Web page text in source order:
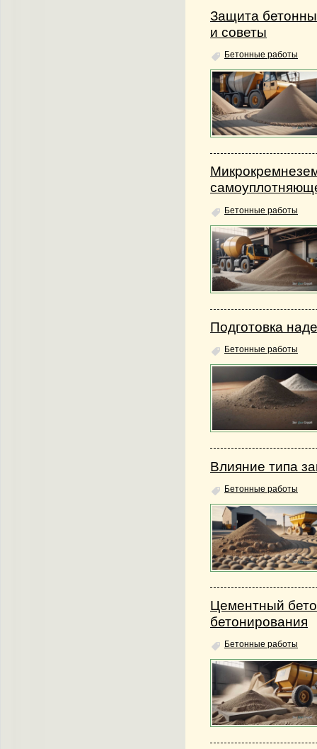
Защита
и советы
Бетонные работы
Бетонные работы
Подготовка
Бетонные работы
Влияние типа
Бетонные работы
Цементный
бетонирования
Бетонные работы